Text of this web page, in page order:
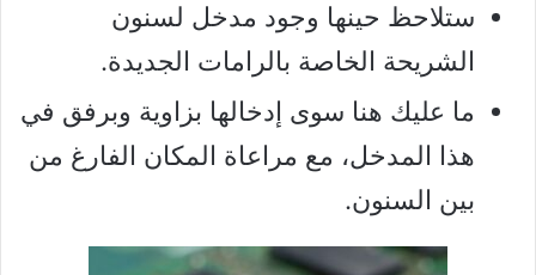
ستلاحظ حينها وجود مدخل لسنون
الشريحة الخاصة بالرامات الجديدة.
ما عليك هنا سوى إدخالها بزاوية وبرفق في
هذا المدخل، مع مراعاة المكان الفارغ من
بين السنون.